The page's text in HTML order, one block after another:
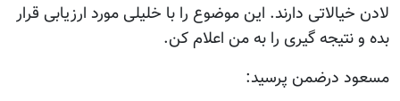
لادن خیالاتی دارند. این موضوع را با خلیلی مورد ارزیابی قرار
بده و نتیجه گیری را به من اعلام کن.
مسعود درضمن پرسید: